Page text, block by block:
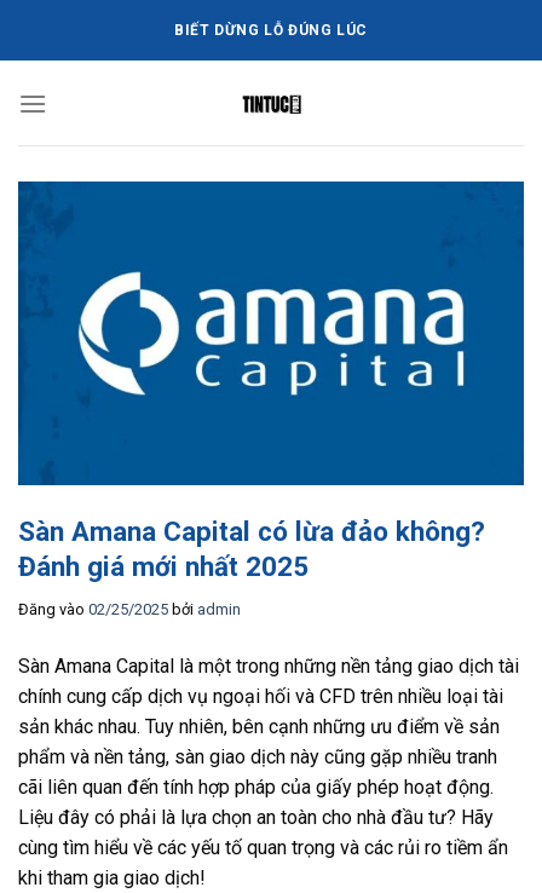
dung
BIẾT DỪNG LỖ ĐÚNG LÚC
Sàn Amana Capital có lừa đảo không?
Đánh giá mới nhất 2025
Đăng vào 02/25/2025 bởi admin
Sàn Amana Capital là một trong những nền tảng giao dịch tài
chính cung cấp dịch vụ ngoại hối và CFD trên nhiều loại tài
sản khác nhau. Tuy nhiên, bên cạnh những ưu điểm về sản
phẩm và nền tảng, sàn giao dịch này cũng gặp nhiều tranh
cãi liên quan đến tính hợp pháp của giấy phép hoạt động.
Liệu đây có phải là lựa chọn an toàn cho nhà đầu tư? Hãy
cùng tìm hiểu về các yếu tố quan trọng và các rủi ro tiềm ẩn
khi tham gia giao dịch!